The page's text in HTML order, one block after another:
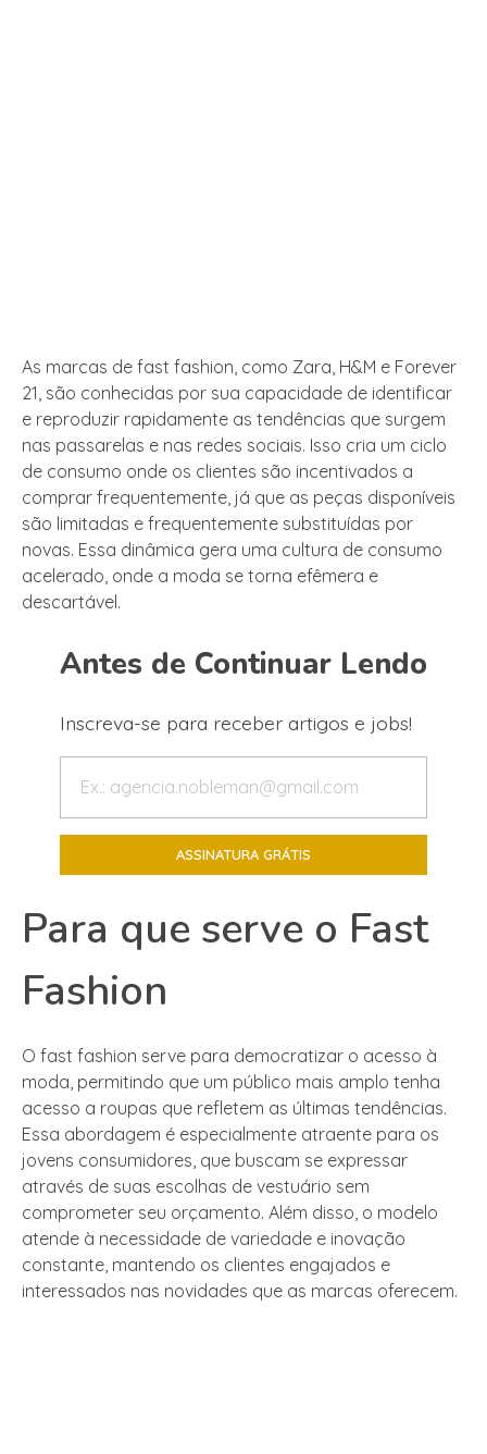
As marcas de fast fashion, como Zara, H&M e Forever
21, são conhecidas por sua capacidade de identificar
e reproduzir rapidamente as tendências que surgem
nas passarelas e nas redes sociais. Isso cria um ciclo
de consumo onde os clientes são incentivados a
comprar frequentemente, já que as peças disponíveis
são limitadas e frequentemente substituídas por
novas. Essa dinâmica gera uma cultura de consumo
acelerado, onde a moda se torna efêmera e
descartável.
Antes de Continuar Lendo
Inscreva-se para receber artigos e jobs!
Para que serve o Fast
Fashion
O fast fashion serve para democratizar o acesso à
moda, permitindo que um público mais amplo tenha
acesso a roupas que refletem as últimas tendências.
Essa abordagem é especialmente atraente para os
jovens consumidores, que buscam se expressar
através de suas escolhas de vestuário sem
comprometer seu orçamento. Além disso, o modelo
atende à necessidade de variedade e inovação
constante, mantendo os clientes engajados e
interessados nas novidades que as marcas oferecem.